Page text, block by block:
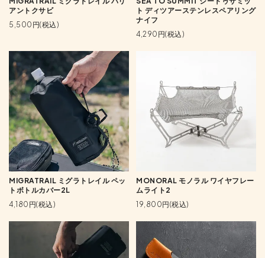
アントクサビ
5,500円(税込)
ト ディツアーステンレスペアリング
ナイフ
4,290円(税込)
MIGRATRAIL ミグラトレイル ペッ
トボトルカバー2L
4,180円(税込)
MONORAL モノラル ワイヤフレー
ムライト2
19,800円(税込)